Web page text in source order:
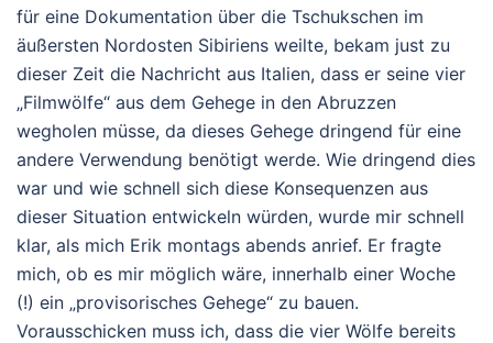
für eine Dokumentation über die Tschukschen im
äußersten Nordosten Sibiriens weilte, bekam just zu
dieser Zeit die Nachricht aus Italien, dass er seine vier
„Filmwölfe“ aus dem Gehege in den Abruzzen
wegholen müsse, da dieses Gehege dringend für eine
andere Verwendung benötigt werde. Wie dringend dies
war und wie schnell sich diese Konsequenzen aus
dieser Situation entwickeln würden, wurde mir schnell
klar, als mich Erik montags abends anrief. Er fragte
mich, ob es mir möglich wäre, innerhalb einer Woche
(!) ein „provisorisches Gehege“ zu bauen.
Vorausschicken muss ich, dass die vier Wölfe bereits